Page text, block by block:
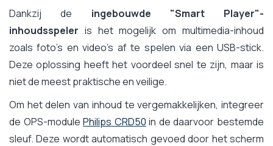
Dankzij de ingebouwde "Smart Player"-
inhoudsspeler is het mogelijk om multimedia-inhoud
zoals foto's en video's af te spelen via een USB-stick.
Deze oplossing heeft het voordeel snel te zijn, maar is
niet de meest praktische en veilige.
Om het delen van inhoud te vergemakkelijken, integreer
de OPS-modulePhilips CRD50 in de daarvoor bestemde
sleuf. Deze wordt automatisch gevoed door het scherm